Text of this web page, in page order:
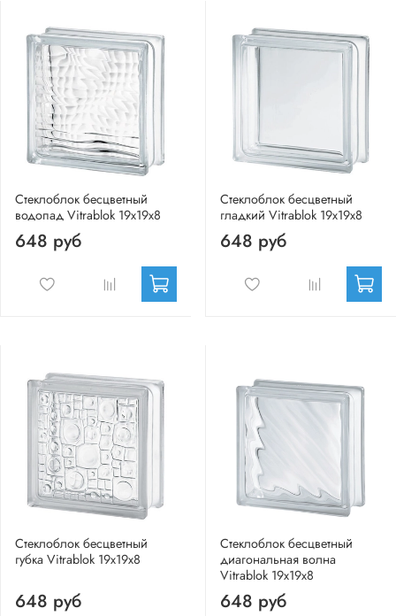
Стеклоблок бесцветный
водопад Vitrablok 19х19х8
648 руб
Стеклоблок бесцветный
гладкий Vitrablok 19х19х8
648 руб
Стеклоблок бесцветный
губка Vitrablok 19х19х8
648 руб
Стеклоблок бесцветный
диагональная волна
Vitrablok 19х19х8
648 руб